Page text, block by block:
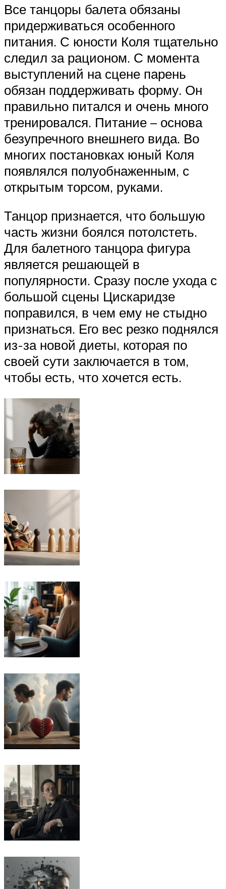
Все танцоры балета обязаны
придерживаться особенного
питания. С юности Коля тщательно
следил за рационом. С момента
выступлений на сцене парень
обязан поддерживать форму. Он
правильно питался и очень много
тренировался. Питание – основа
безупречного внешнего вида. Во
многих постановках юный Коля
появлялся полуобнаженным, с
открытым торсом, руками.
Танцор признается, что большую
часть жизни боялся потолстеть.
Для балетного танцора фигура
является решающей в
популярности. Сразу после ухода с
большой сцены Цискаридзе
поправился, в чем ему не стыдно
признаться. Его вес резко поднялся
из-за новой диеты, которая по
своей сути заключается в том,
чтобы есть, что хочется есть.